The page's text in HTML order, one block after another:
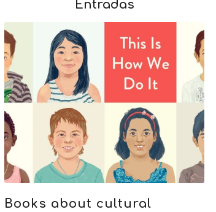
Entradas
Books about cultural